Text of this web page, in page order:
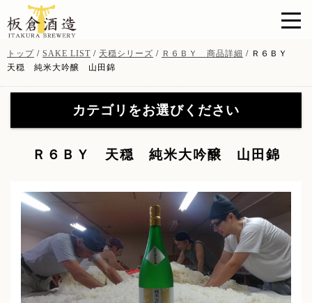
このページの本文へ
現
在
位
トップ / SAKE LIST / 天穏シリーズ / Ｒ６ＢＹ 商品詳細 / Ｒ６ＢＹ
天穏 純米大吟醸 山田錦
カテゴリをお選びください
天穏シリーズ (19)
【特約店限定販売】無窮天
穏シリーズ(41)
【特約店限定販売】無窮天
穏ＳＡＧＡ(8)
イトナミブルワリー(11)
山陰吟醸 酒粕焼酎 (3) 酒粕・酒器・グッツ(9)
Ｒ６ＢＹ 天穏 純米大吟醸 山田錦